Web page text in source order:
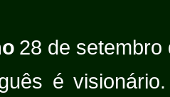
28 de setembro
é